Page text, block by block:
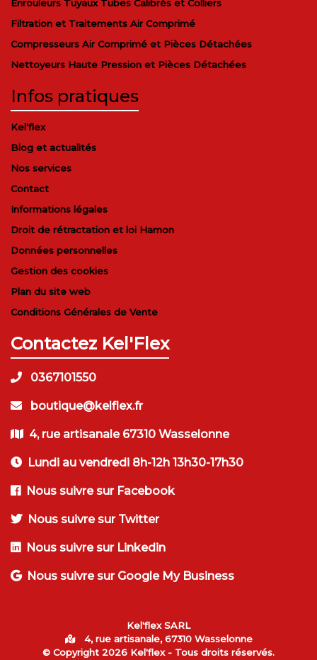
Enrouleurs Tuyaux Tubes Calibrés et Colliers
Filtration et Traitements Air Comprimé
Compresseurs Air Comprimé et Pièces Détachées
Nettoyeurs Haute Pression et Pièces Détachées
Infos pratiques
Kel'flex
Blog et actualités
Nos services
Contact
Informations légales
Droit de rétractation et loi Hamon
Données personnelles
Gestion des cookies
Plan du site web
Conditions Générales de Vente
Contactez Kel'Flex
0367101550
boutique@kelflex.fr
4, rue artisanale 67310 Wasselonne
Lundi au vendredi 8h-12h 13h30-17h30
Nous suivre sur Facebook
Nous suivre sur Twitter
Nous suivre sur Linkedin
Nous suivre sur Google My Business
Kel'flex SARL
4, rue artisanale, 67310 Wasselonne
© Copyright 2026 Kel'flex- Tous droits réservés.